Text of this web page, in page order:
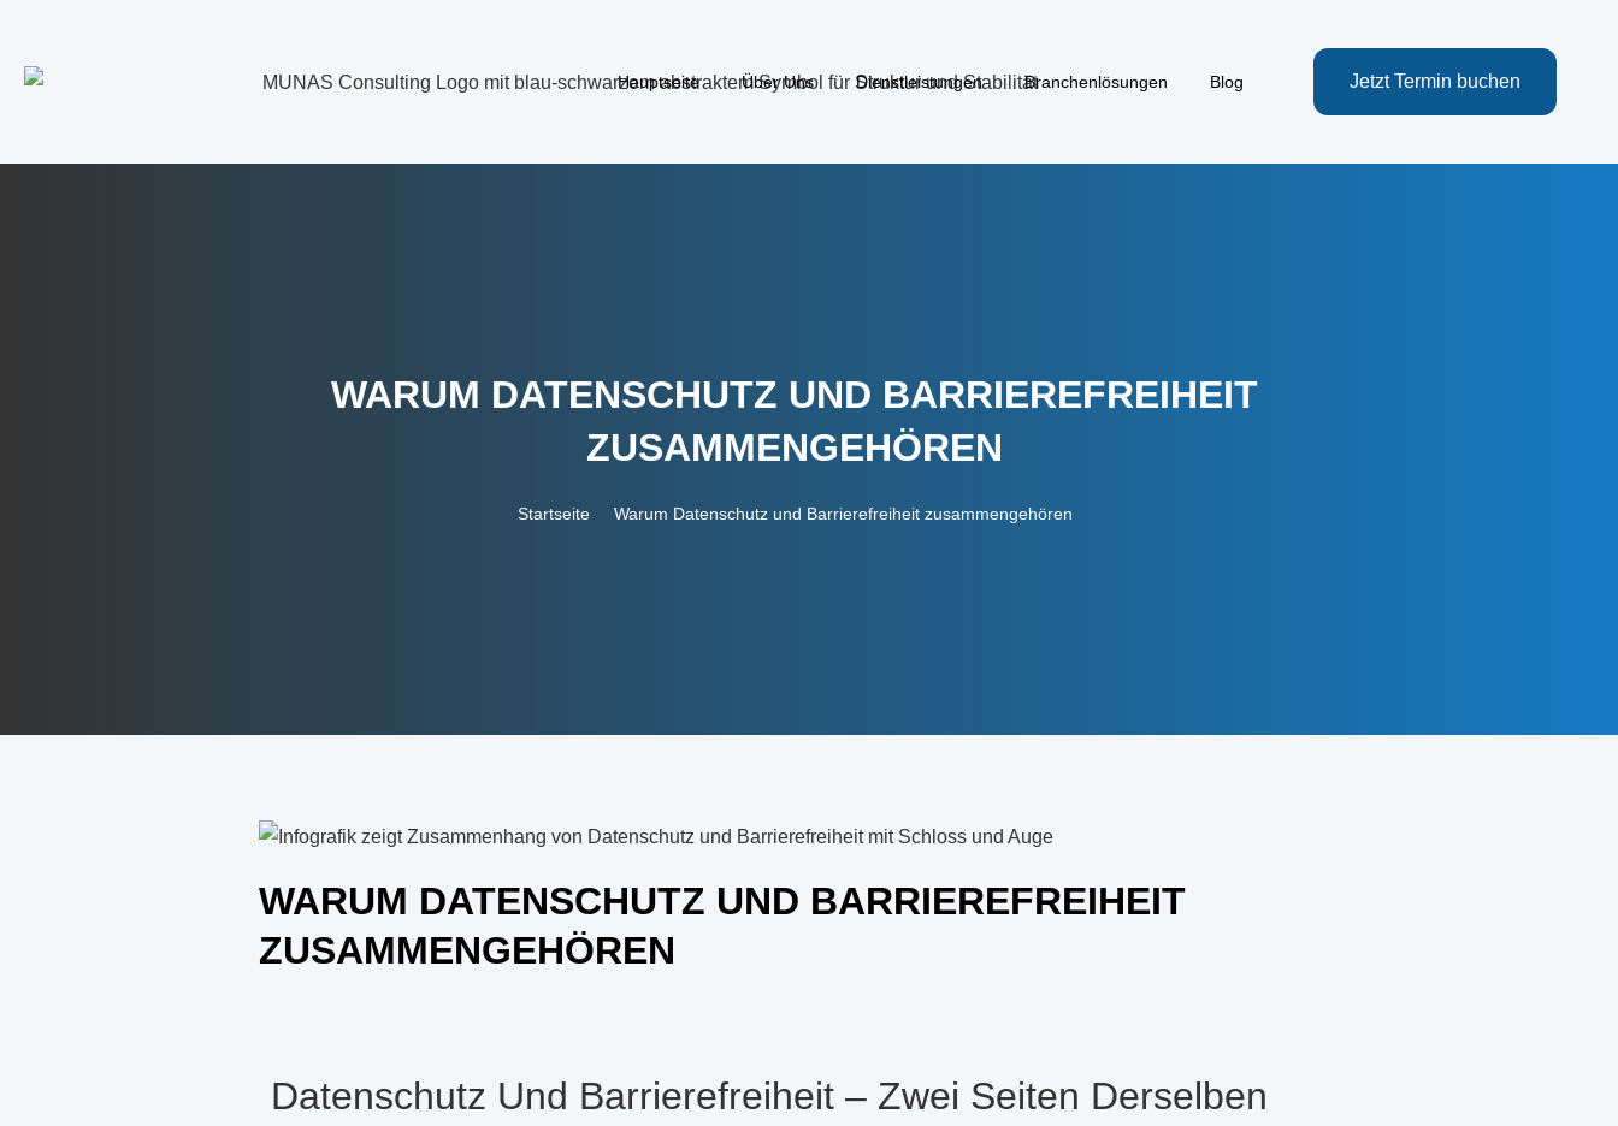
Hauptseite Über Uns Dienstleistungen Branchenlösungen Blog Jetzt Termin buchen
WARUM DATENSCHUTZ UND BARRIEREFREIHEIT
ZUSAMMENGEHÖREN
Startseite Warum Datenschutz und Barrierefreiheit zusammengehören
WARUM DATENSCHUTZ UND BARRIEREFREIHEIT
ZUSAMMENGEHÖREN
Datenschutz Und Barrierefreiheit – Zwei Seiten Derselben